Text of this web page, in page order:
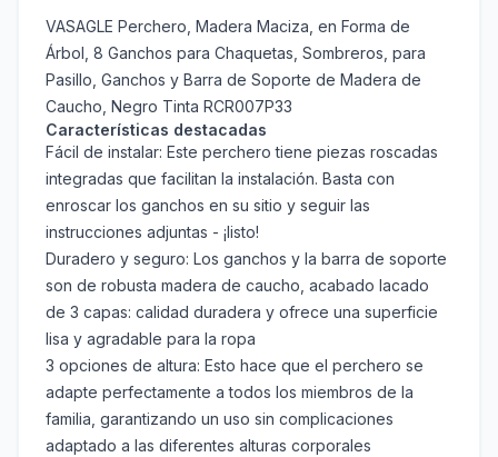
VASAGLE Perchero, Madera Maciza, en Forma de
Árbol, 8 Ganchos para Chaquetas, Sombreros, para
Pasillo, Ganchos y Barra de Soporte de Madera de
Caucho, Negro Tinta RCR007P33
Características destacadas
Fácil de instalar: Este perchero tiene piezas roscadas
integradas que facilitan la instalación. Basta con
enroscar los ganchos en su sitio y seguir las
instrucciones adjuntas - ¡listo!
Duradero y seguro: Los ganchos y la barra de soporte
son de robusta madera de caucho, acabado lacado
de 3 capas: calidad duradera y ofrece una superficie
lisa y agradable para la ropa
3 opciones de altura: Esto hace que el perchero se
adapte perfectamente a todos los miembros de la
familia, garantizando un uso sin complicaciones
adaptado a las diferentes alturas corporales